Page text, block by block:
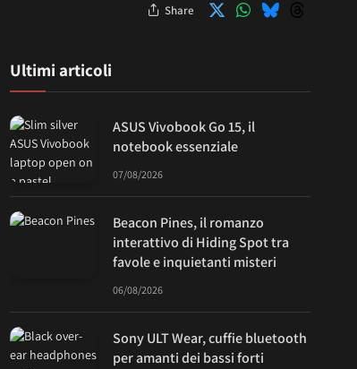
Share
Ultimi articoli
ASUS Vivobook Go 15, il
notebook essenziale
07/08/2026
Beacon Pines, il romanzo
interattivo di Hiding Spot tra
favole e inquietanti misteri
06/08/2026
Sony ULT Wear, cuffie bluetooth
per amanti dei bassi forti